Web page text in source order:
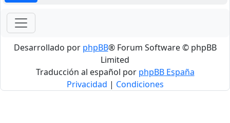
Desarrollado por phpBB® Forum Software © phpBB
Limited
Traducción al español por phpBB España
Privacidad | Condiciones